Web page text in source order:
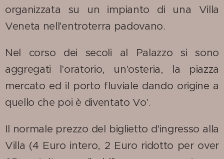
organizzata su un impianto di una Villa
Veneta nell'entroterra padovano.
Nel corso dei secoli al Palazzo si sono
aggregati l'oratorio, un'osteria, la piazza
mercato ed il porto fluviale dando origine a
quello che poi è diventato Vo'.
Il normale prezzo del biglietto d'ingresso alla
Villa (4 Euro intero, 2 Euro ridotto per over